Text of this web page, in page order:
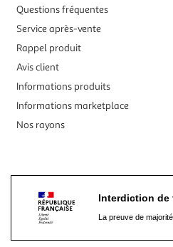
Questions fréquentes
Service après-vente
Rappel produit
Avis client
Informations produits
Informations marketplace
Nos rayons
Interdiction de
La preuve de